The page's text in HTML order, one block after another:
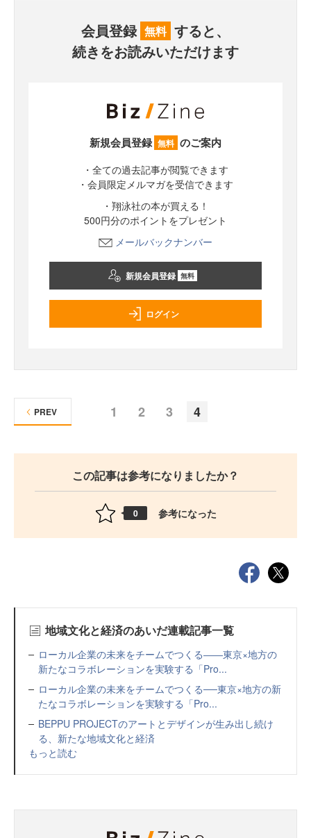
会員登録 無料 すると、
続きをお読みいただけます
新規会員登録 無料 のご案内
・全ての過去記事が閲覧できます
・会員限定メルマガを受信できます
・翔泳社の本が買える！
500円分のポイントをプレゼント
メールバックナンバー
新規会員登録 無料
ログイン
1 2 3 4
PREV
この記事は参考になりましたか？
0 参考になった
地域文化と経済のあいだ連載記事一覧
ローカル企業の未来をチームでつくる――東京×地方の
新たなコラボレーションを実験する「Pro...
ローカル企業の未来をチームでつくる──東京×地方の新
たなコラボレーションを実験する「Pro...
BEPPU PROJECTのアートとデザインが生み出し続け
る、新たな地域文化と経済
もっと読む